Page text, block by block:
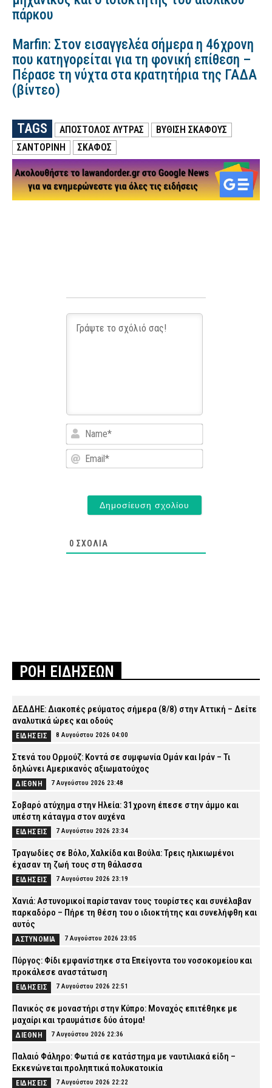
πάρκου
Marfin: Στον εισαγγελέα σήμερα η 46χρονη
που κατηγορείται για τη φονική επίθεση –
Πέρασε τη νύχτα στα κρατητήρια της ΓΑΔΑ
(βίντεο)
TAGS ΑΠΟΣΤΟΛΟΣ ΛΥΤΡΑΣ
ΒΥΘΙΣΗ ΣΚΑΦΟΥΣ
ΣΑΝΤΟΡΙΝΗ
ΣΚΑΦΟΣ
Name*
Email*
0 ΣΧΌΛΙΑ
ΡΟΗ ΕΙΔΗΣΕΩΝ
ΔΕΔΔΗΕ: Διακοπές ρεύματος σήμερα (8/8) στην Αττική – Δείτε
αναλυτικά ώρες και οδούς
ΕΙΔΗΣΕΙΣ 8 Αυγούστου 2026 04:00
Στενά του Ορμούζ: Κοντά σε συμφωνία Ομάν και Ιράν – Τι
δηλώνει Αμερικανός αξιωματούχος
ΔΙΕΘΝΗ 7 Αυγούστου 2026 23:48
Σοβαρό ατύχημα στην Ηλεία: 31χρονη έπεσε στην άμμο και
υπέστη κάταγμα στον αυχένα
ΕΙΔΗΣΕΙΣ 7 Αυγούστου 2026 23:34
Τραγωδίες σε Βόλο, Χαλκίδα και Βούλα: Τρεις ηλικιωμένοι
έχασαν τη ζωή τους στη θάλασσα
ΕΙΔΗΣΕΙΣ 7 Αυγούστου 2026 23:19
Χανιά: Αστυνομικοί παρίσταναν τους τουρίστες και συνέλαβαν
παρκαδόρο – Πήρε τη θέση του ο ιδιοκτήτης και συνελήφθη και
αυτός
ΑΣΤΥΝΟΜΙΑ 7 Αυγούστου 2026 23:05
Πύργος: Φίδι εμφανίστηκε στα Επείγοντα του νοσοκομείου και
προκάλεσε αναστάτωση
ΕΙΔΗΣΕΙΣ 7 Αυγούστου 2026 22:51
Πανικός σε μοναστήρι στην Κύπρο: Μοναχός επιτέθηκε με
μαχαίρι και τραυμάτισε δύο άτομα!
ΔΙΕΘΝΗ 7 Αυγούστου 2026 22:36
Παλαιό Φάληρο: Φωτιά σε κατάστημα με ναυτιλιακά είδη –
Εκκενώνεται προληπτικά πολυκατοικία
ΕΙΔΗΣΕΙΣ 7 Αυγούστου 2026 22:22